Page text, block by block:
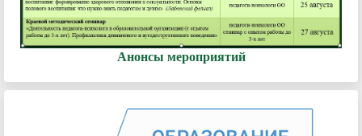
Анонсы мероприятий